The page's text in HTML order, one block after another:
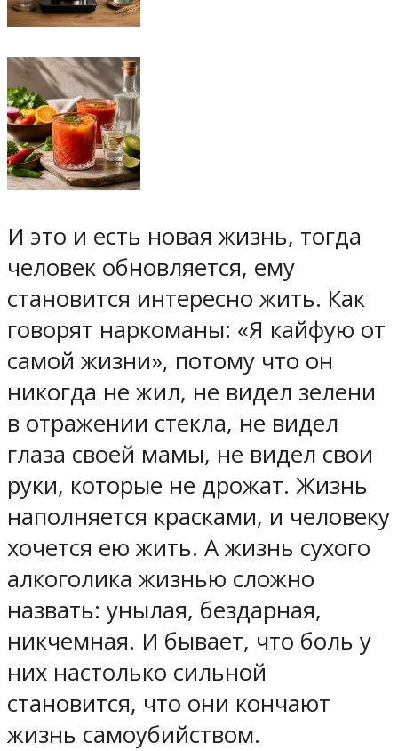
И это и есть новая жизнь, тогда
человек обновляется, ему
становится интересно жить. Как
говорят наркоманы: «Я кайфую от
самой жизни», потому что он
никогда не жил, не видел зелени
в отражении стекла, не видел
глаза своей мамы, не видел свои
руки, которые не дрожат. Жизнь
наполняется красками, и человеку
хочется ею жить. А жизнь сухого
алкоголика жизнью сложно
назвать: унылая, бездарная,
никчемная. И бывает, что боль у
них настолько сильной
становится, что они кончают
жизнь самоубийством.